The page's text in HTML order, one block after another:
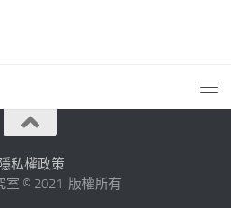
隱私權政策
室 © 2021. 版權所有